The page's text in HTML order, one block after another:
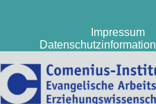
Impressum
Datenschutzinformation